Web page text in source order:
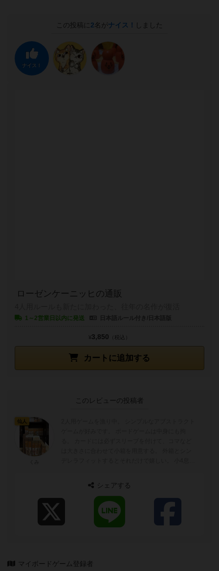
この投稿に 2名がナイス！ しました
ナイス！
ローゼンケーニッヒの通販
1～2営業日以内に発送
カートに追加する
¥3,850 （税込）
このレビューの投稿者
仙人
シェアする
マイボードゲーム登録者